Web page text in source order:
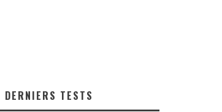
DERNIERS TESTS